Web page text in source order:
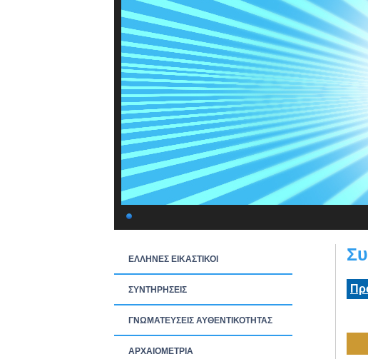
ΕΛΛΗΝΕΣ ΕΙΚΑΣΤΙΚΟΙ
ΣΥΝΤΗΡΗΣΕΙΣ
ΓΝΩΜΑΤΕΥΣΕΙΣ ΑΥΘΕΝΤΙΚΟΤΗΤΑΣ
ΑΡΧΑΙΟΜΕΤΡΙΑ